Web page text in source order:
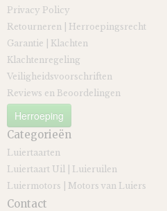
Privacy Policy
Retourneren | Herroepingsrecht
Garantie | Klachten
Klachtenregeling
Veiligheidsvoorschriften
Reviews en Beoordelingen
Herroeping
Categorieën
Luiertaarten
Luiertaart Uil | Luieruilen
Luiermotors | Motors van Luiers
Contact